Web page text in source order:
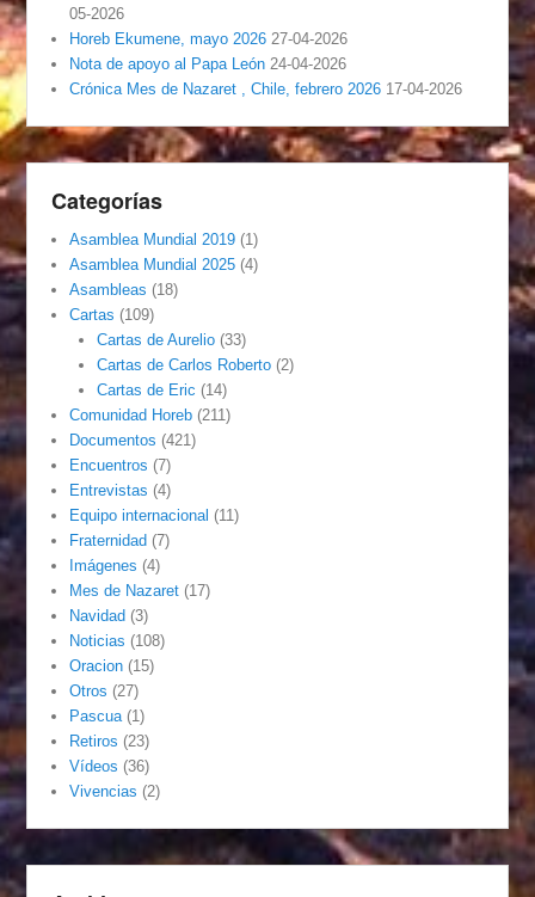
05-2026
Horeb Ekumene, mayo 2026 27-04-2026
Nota de apoyo al Papa León 24-04-2026
Crónica Mes de Nazaret , Chile, febrero 2026 17-04-2026
Categorías
Asamblea Mundial 2019 (1)
Asamblea Mundial 2025 (4)
Asambleas (18)
Cartas (109)
Cartas de Aurelio(33)
Cartas de Carlos Roberto(2)
Cartas de Eric (14)
Comunidad Horeb (211)
Documentos (421)
Encuentros (7)
Entrevistas (4)
Equipo internacional (11)
Fraternidad (7)
Imágenes (4)
Mes de Nazaret (17)
Navidad (3)
Noticias (108)
Oracion (15)
Otros (27)
Pascua (1)
Retiros (23)
Vídeos (36)
Vivencias (2)